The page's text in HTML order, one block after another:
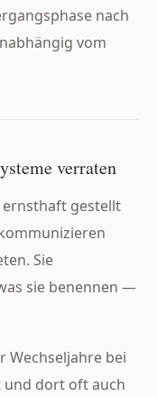
nach
vom
verraten
ernsthaft gestellt
Sie
sie benennen —
Wechseljahre bei
und dort oft auch